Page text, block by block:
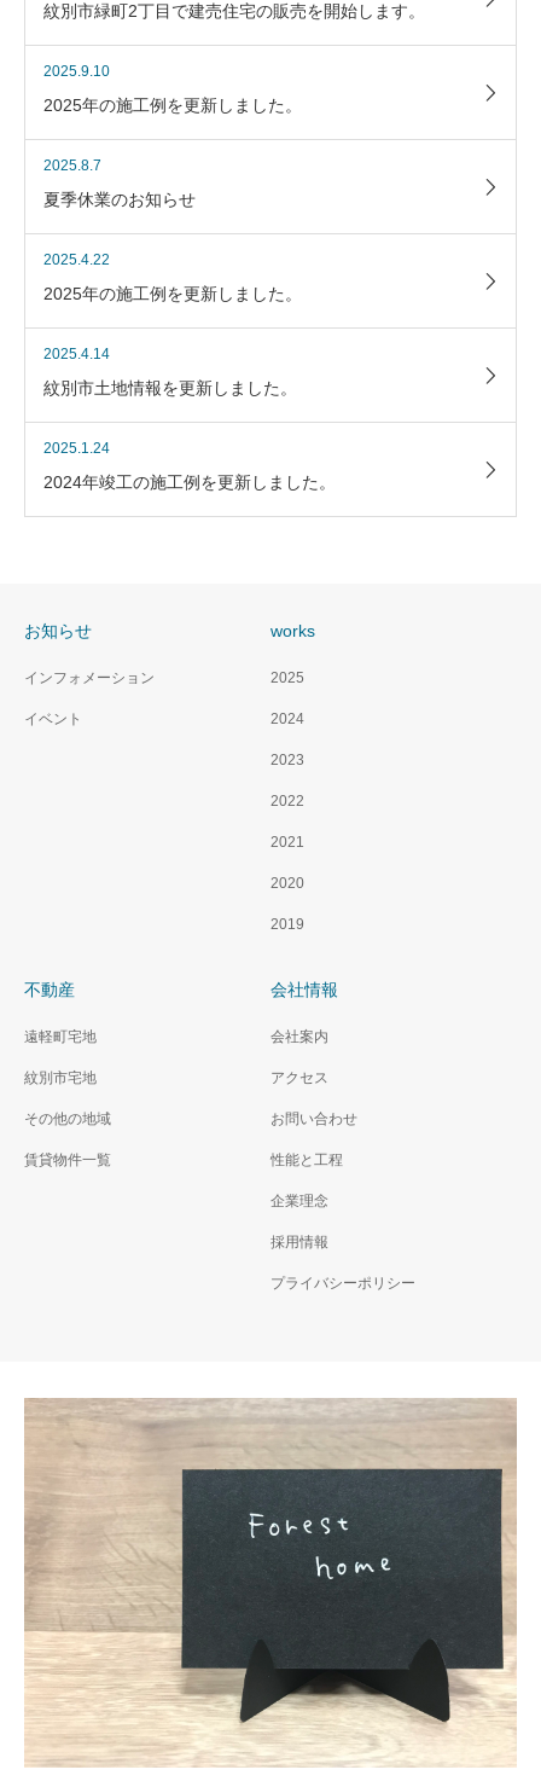
紋別市緑町2丁目で建売住宅の販売を開始します。
2025.9.10
2025年の施工例を更新しました。
2025.8.7
夏季休業のお知らせ
2025.4.22
2025年の施工例を更新しました。
2025.4.14
紋別市土地情報を更新しました。
2025.1.24
2024年竣工の施工例を更新しました。
お知らせ
インフォメーション
イベント
works
2025
2024
2023
2022
2021
2020
2019
不動産
遠軽町宅地
紋別市宅地
その他の地域
賃貸物件一覧
会社情報
会社案内
アクセス
お問い合わせ
性能と工程
企業理念
採用情報
プライバシーポリシー